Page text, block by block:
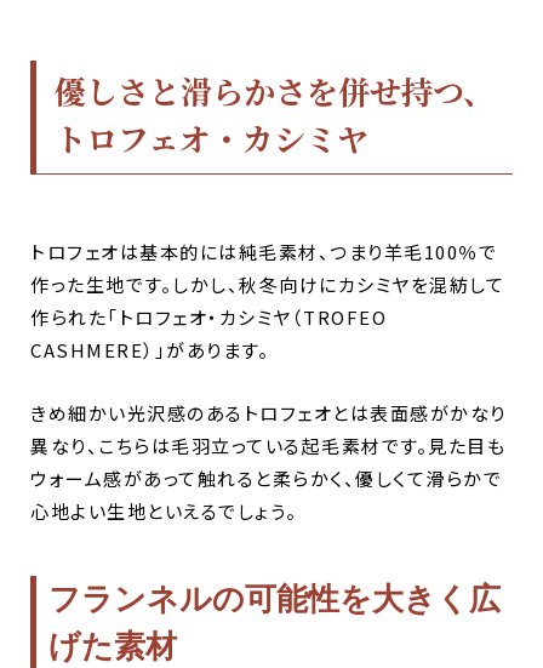
優しさと滑らかさを併せ持つ、
トロフェオ・カシミヤ
トロフェオは基本的には純毛素材、つまり羊毛100％で
作った生地です。しかし、秋冬向けにカシミヤを混紡して
作られた「トロフェオ・カシミヤ（TROFEO
CASHMERE）」があります。
きめ細かい光沢感のあるトロフェオとは表面感がかなり
異なり、こちらは毛羽立っている起毛素材です。見た目も
ウォーム感があって触れると柔らかく、優しくて滑らかで
心地よい生地といえるでしょう。
フランネルの可能性を大きく広
げた素材